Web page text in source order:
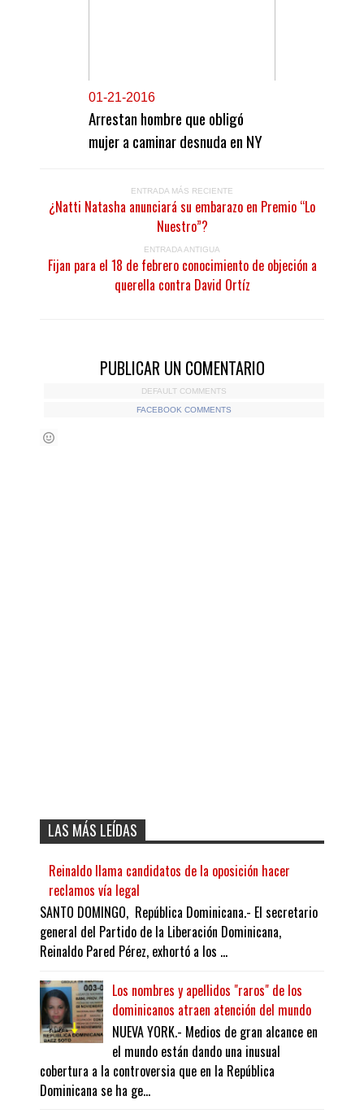
01-21-2016
Arrestan hombre que obligó
mujer a caminar desnuda en NY
ENTRADA MÁS RECIENTE
¿Natti Natasha anunciará su embarazo en Premio “Lo
Nuestro”?
ENTRADA ANTIGUA
Fijan para el 18 de febrero conocimiento de objeción a
querella contra David Ortíz
PUBLICAR UN COMENTARIO
DEFAULT COMMENTS
FACEBOOK COMMENTS
LAS MÁS LEÍDAS
Reinaldo llama candidatos de la oposición hacer
reclamos vía legal
SANTO DOMINGO, República Dominicana.- El secretario
general del Partido de la Liberación Dominicana,
Reinaldo Pared Pérez, exhortó a los ...
Los nombres y apellidos "raros" de los
dominicanos atraen atención del mundo
NUEVA YORK.- Medios de gran alcance en
el mundo están dando una inusual
cobertura a la controversia que en la República
Dominicana se ha ge...